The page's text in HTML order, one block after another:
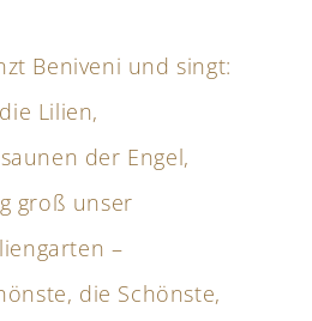
Beniveni und singt:
Lilien,
der Engel,
groß unser
–
die Schönste,